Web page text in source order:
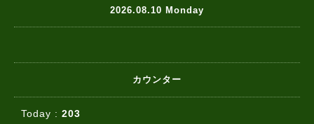
2026.08.10 Monday
カウンター
Today : 203